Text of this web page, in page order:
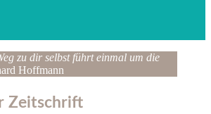
zu dir selbst führt einmal um die
Hoffmann
Zeitschrift